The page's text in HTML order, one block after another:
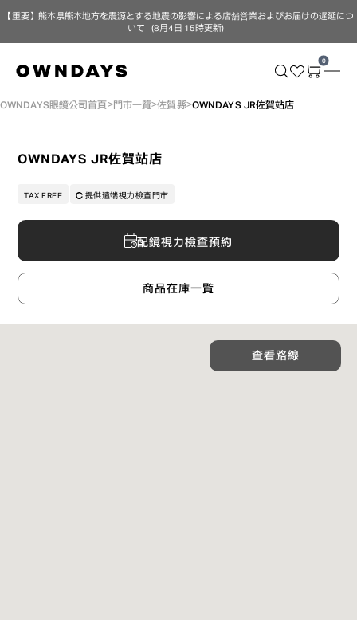
【重要】熊本県熊本地方を震源とする地震の影響による店舗営業およびお届けの遅延につ
いて（8月4日 15時更新）
0
OWNDAYS眼鏡公司首頁 門市一覽 佐賀縣 OWNDAYS JR佐賀站店
OWNDAYS JR佐賀站店
TAX FREE 提供遠端視力檢查門市
配鏡視力檢查預約
商品在庫一覧
查看路線